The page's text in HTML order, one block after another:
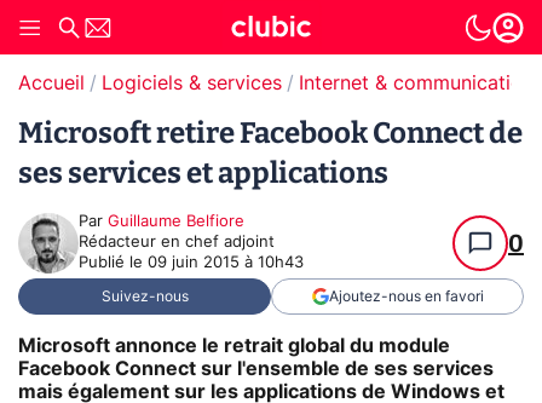
Accueil Logiciels & services Internet & communication
Microsoft retire Facebook Connect de
ses services et applications
Par Guillaume Belfiore
Rédacteur en chef adjoint
Publié le 09 juin 2015 à 10h43
0
Suivez-nous Ajoutez-nous en favori
Microsoft annonce le retrait global du module
Facebook Connect sur l'ensemble de ses services
mais également sur les applications de Windows et